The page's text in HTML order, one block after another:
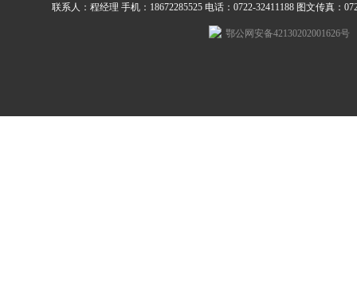
联系人：程经理 手机：18672285525 电话：0722-32411188 图文传真：
鄂公网安备42130202001626号